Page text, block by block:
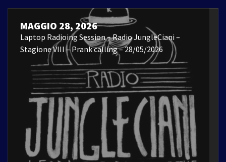
MAGGIO 28, 2026
Laptop Radioing Session – Radio JungleCiani –
Stagione VIII – Prank calling – 28/05/2026